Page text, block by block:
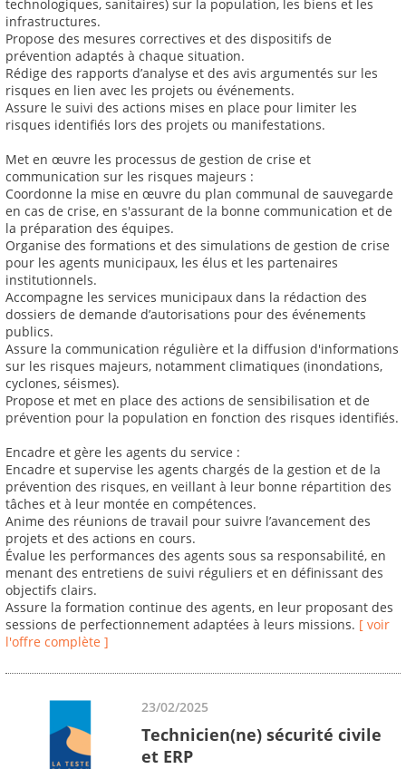
technologiques, sanitaires) sur la population, les biens et les
infrastructures.
Propose des mesures correctives et des dispositifs de
prévention adaptés à chaque situation.
Rédige des rapports d’analyse et des avis argumentés sur les
risques en lien avec les projets ou événements.
Assure le suivi des actions mises en place pour limiter les
risques identifiés lors des projets ou manifestations.
Met en œuvre les processus de gestion de crise et
communication sur les risques majeurs :
Coordonne la mise en œuvre du plan communal de sauvegarde
en cas de crise, en s'assurant de la bonne communication et de
la préparation des équipes.
Organise des formations et des simulations de gestion de crise
pour les agents municipaux, les élus et les partenaires
institutionnels.
Accompagne les services municipaux dans la rédaction des
dossiers de demande d’autorisations pour des événements
publics.
Assure la communication régulière et la diffusion d'informations
sur les risques majeurs, notamment climatiques (inondations,
cyclones, séismes).
Propose et met en place des actions de sensibilisation et de
prévention pour la population en fonction des risques identifiés.
Encadre et gère les agents du service :
Encadre et supervise les agents chargés de la gestion et de la
prévention des risques, en veillant à leur bonne répartition des
tâches et à leur montée en compétences.
Anime des réunions de travail pour suivre l’avancement des
projets et des actions en cours.
Évalue les performances des agents sous sa responsabilité, en
menant des entretiens de suivi réguliers et en définissant des
objectifs clairs.
Assure la formation continue des agents, en leur proposant des
sessions de perfectionnement adaptées à leurs missions. [ voir
l'offre complète ]
23/02/2025
Technicien(ne) sécurité civile
et ERP